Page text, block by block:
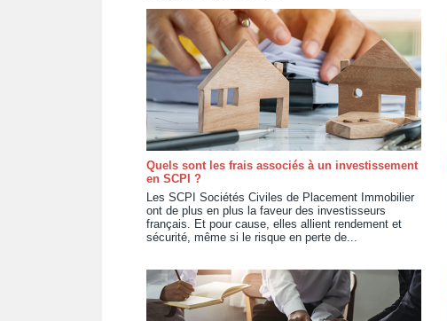
Quels sont les frais associés à un investissement
en SCPI ?
Les SCPI Sociétés Civiles de Placement Immobilier
ont de plus en plus la faveur des investisseurs
français. Et pour cause, elles allient rendement et
sécurité, même si le risque en perte de...